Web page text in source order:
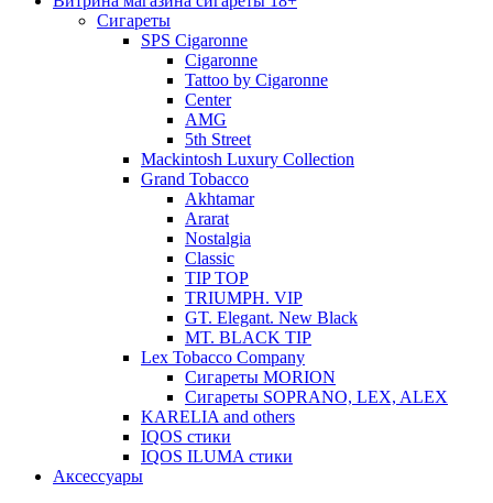
Cигареты
SPS Cigaronne
Сigaronne
Tattoo by Cigaronne
Center
AMG
5th Street
Mackintosh Luxury Collection
Grand Tobacco
Akhtamar
Ararat
Nostalgia
Classic
TIP TOP
TRIUMPH. VIP
GT. Elegant. New Black
MT. BLACK TIP
Lex Tobacco Company
Сигареты MORION
Сигареты SOPRANO, LEX, ALEX
KARELIA and others
IQOS стики
IQOS ILUMA стики
Аксессуары